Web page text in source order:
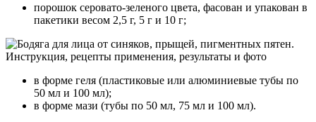
порошок серовато-зеленого цвета, фасован и упакован в
пакетики весом 2,5 г, 5 г и 10 г;
в форме геля (пластиковые или алюминиевые тубы по
50 мл и 100 мл);
в форме мази (тубы по 50 мл, 75 мл и 100 мл).